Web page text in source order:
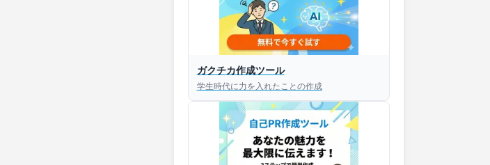
ガクチカ作成ツール
学生時代に力を入れたことの作成